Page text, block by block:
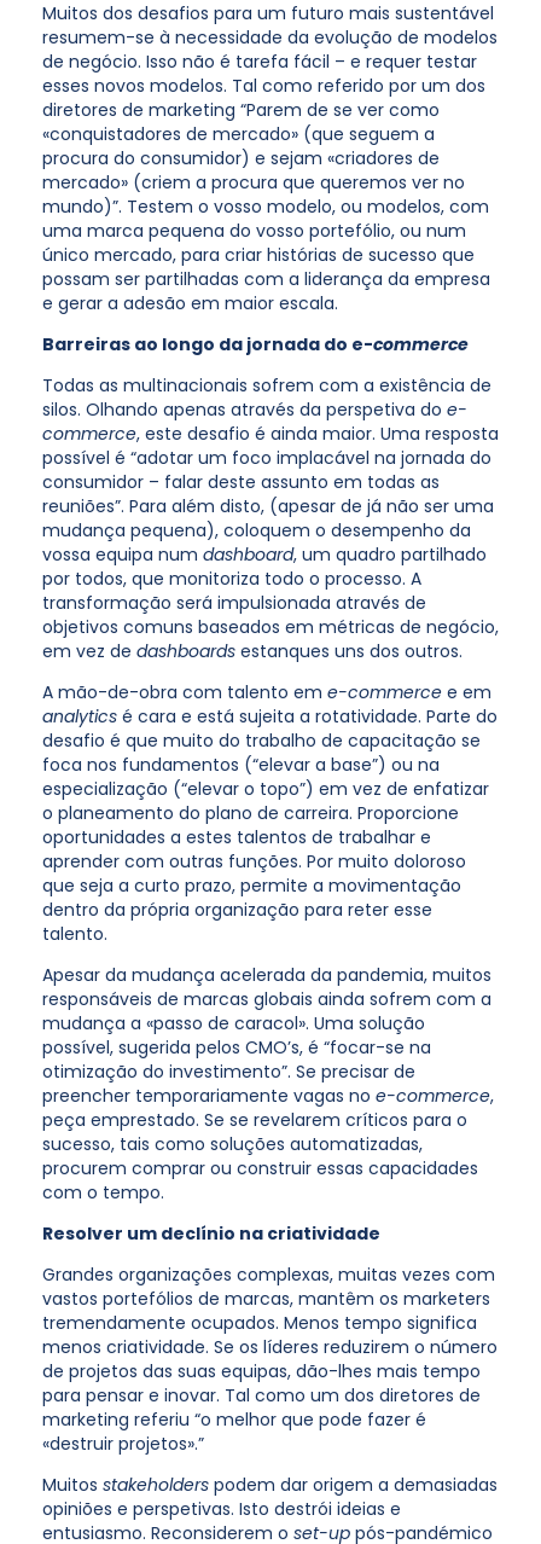
Muitos dos desafios para um futuro mais sustentável
resumem-se à necessidade da evolução de modelos
de negócio. Isso não é tarefa fácil – e requer testar
esses novos modelos. Tal como referido por um dos
diretores de marketing “Parem de se ver como
«conquistadores de mercado» (que seguem a
procura do consumidor) e sejam «criadores de
mercado» (criem a procura que queremos ver no
mundo)”. Testem o vosso modelo, ou modelos, com
uma marca pequena do vosso portefólio, ou num
único mercado, para criar histórias de sucesso que
possam ser partilhadas com a liderança da empresa
e gerar a adesão em maior escala.
Barreiras ao longo da jornada do e-commerce
Todas as multinacionais sofrem com a existência de
silos. Olhando apenas através da perspetiva do e-
commerce, este desafio é ainda maior. Uma resposta
possível é “adotar um foco implacável na jornada do
consumidor – falar deste assunto em todas as
reuniões”. Para além disto, (apesar de já não ser uma
mudança pequena), coloquem o desempenho da
vossa equipa num dashboard, um quadro partilhado
por todos, que monitoriza todo o processo. A
transformação será impulsionada através de
objetivos comuns baseados em métricas de negócio,
em vez de dashboards estanques uns dos outros.
A mão-de-obra com talento em e-commerce e em
analytics é cara e está sujeita a rotatividade. Parte do
desafio é que muito do trabalho de capacitação se
foca nos fundamentos (“elevar a base”) ou na
especialização (“elevar o topo”) em vez de enfatizar
o planeamento do plano de carreira. Proporcione
oportunidades a estes talentos de trabalhar e
aprender com outras funções. Por muito doloroso
que seja a curto prazo, permite a movimentação
dentro da própria organização para reter esse
talento.
Apesar da mudança acelerada da pandemia, muitos
responsáveis de marcas globais ainda sofrem com a
mudança a «passo de caracol». Uma solução
possível, sugerida pelos CMO’s, é “focar-se na
otimização do investimento”. Se precisar de
preencher temporariamente vagas no e-commerce,
peça emprestado. Se se revelarem críticos para o
sucesso, tais como soluções automatizadas,
procurem comprar ou construir essas capacidades
com o tempo.
Resolver um declínio na criatividade
Grandes organizações complexas, muitas vezes com
vastos portefólios de marcas, mantêm os marketers
tremendamente ocupados. Menos tempo significa
menos criatividade. Se os líderes reduzirem o número
de projetos das suas equipas, dão-lhes mais tempo
para pensar e inovar. Tal como um dos diretores de
marketing referiu “o melhor que pode fazer é
«destruir projetos».”
Muitos stakeholders podem dar origem a demasiadas
opiniões e perspetivas. Isto destrói ideias e
entusiasmo. Reconsiderem o set-up pós-pandémico